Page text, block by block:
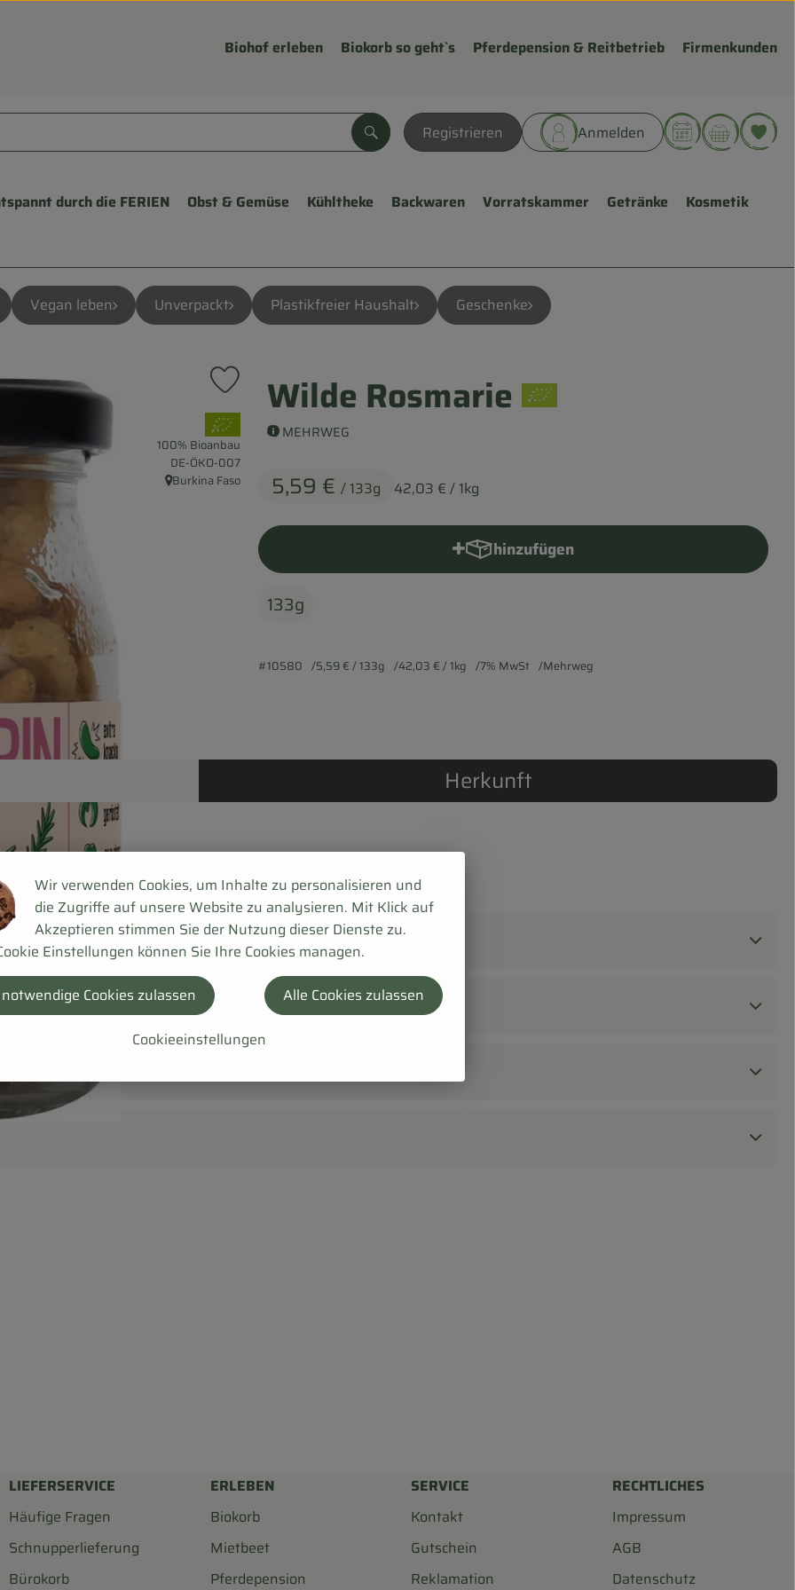
Biohof erleben Biokorb so geht`s Pferdepension & Reitbetrieb Firmenkunden
Registrieren Anmelden
Suchen
durch die FERIEN Obst & Gemüse Kühltheke Backwaren Vorratskammer Getränke Kosmetik
Vegan leben Unverpackt Plastikfreier Haushalt Geschenke
Wilde Rosmarie
MEHRWEG
5,59 € / 133g 42,03 € / 1kg
Produkt zu Favouriten hinzufügen
, Verband:
100% Bioanbau
, Kontrollstelle:
DE-ÖKO-007
, Herkunft:
Burkina Faso
hinzufügen
Produkt zum Warenkorb hinzufügen
133g
#10580 5,59 €/ 133g 42,03 €/ 1kg 7% MwSt Mehrweg
Herkunft
LIEFERSERVICE
Häufige Fragen
Schnupperlieferung
Bürokorb
ERLEBEN
Biokorb
Mietbeet
Pferdepension
SERVICE
Kontakt
Gutschein
Reklamation
RECHTLICHES
Impressum
AGB
Datenschutz
Wir verwenden Cookies, um Inhalte zu personalisieren und
die Zugriffe auf unsere Website zu analysieren. Mit Klick auf
Akzeptieren stimmen Sie der Nutzung dieser Dienste zu.
Einstellungen können Sie Ihre Cookies managen.
Cookieeinstellungen
Cookies zulassen Alle Cookies zulassen